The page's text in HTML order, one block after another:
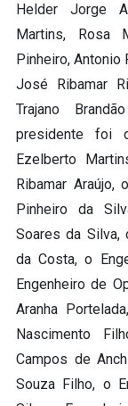
Helder Jorge
Martins, Rosa
Pinheiro, Antonio
José Ribamar
Trajano
presidente foi
Ezelberto
Ribamar Araújo,
Pinheiro da
Soares da Silva,
da Costa, o
Engenheiro de
Aranha
Nascimento
Campos de
Souza Filho, o